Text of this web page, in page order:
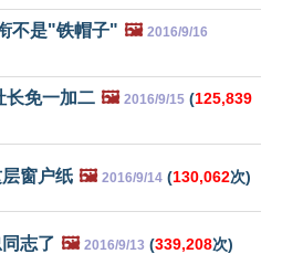
不是"铁帽子" 🖼️ 2016/9/16
长免一加二 🖼️ 2016/9/15 (125,839
窗户纸 🖼️ 2016/9/14 (130,062次)
志了 🖼️ 2016/9/13 (339,208次)